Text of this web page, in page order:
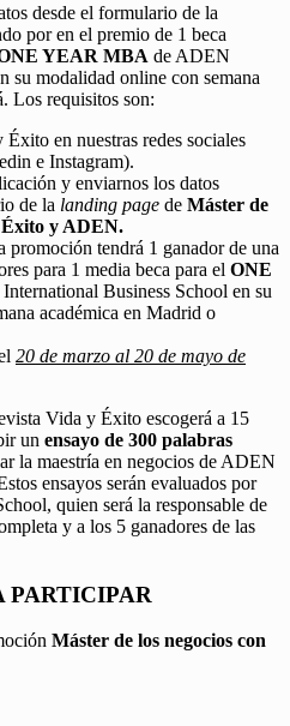
desde el formulario de la
por en el premio de 1 beca
YEAR MBA de ADEN
su modalidad online con semana
Los requisitos son:
en nuestras redes sociales
e Instagram).
y enviarnos los datos
de la landing page de Máster de
Éxito y ADEN.
promoción tendrá 1 ganador de una
para 1 media beca para el ONE
Business School en su
académica en Madrid o
20 de marzo al 20 de mayo de
Vida y Éxito escogerá a 15
un ensayo de 300 palabras
la maestría en negocios de ADEN
ensayos serán evaluados por
quien será la responsable de
y a los 5 ganadores de las
PARTICIPAR
Máster de los negocios con